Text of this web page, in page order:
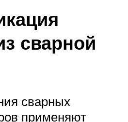
сварной
сварных
применяют